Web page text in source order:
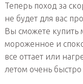
Теперь поход за
не будет для вас
Вы сможете
мороженное и
все оттает или
летом очень быстро